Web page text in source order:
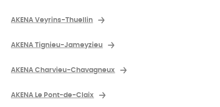
AKENA Veyrins-Thuellin
AKENA Tignieu-Jameyzieu
AKENA Charvieu-Chavagneux
AKENA Le Pont-de-Claix